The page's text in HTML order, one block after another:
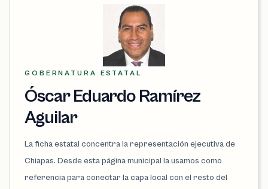
GOBERNATURA ESTATAL
Óscar Eduardo Ramírez
Aguilar
La ficha estatal concentra la representación ejecutiva de
Chiapas. Desde esta página municipal la usamos como
referencia para conectar la capa local con el resto del